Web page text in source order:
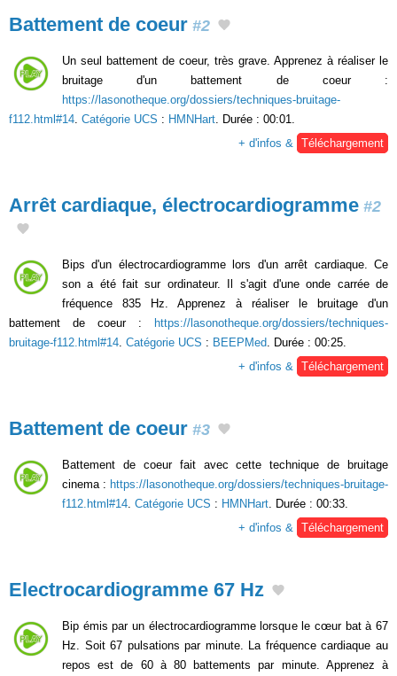
Battement de coeur #2
Un seul battement de coeur, très grave. Apprenez à réaliser le
bruitage d'un battement de coeur :
https://lasonotheque.org/dossiers/techniques-bruitage-
f112.html#14 Catégorie UCS : HMNHart . Durée : 00:01.
+ d'infos &
Téléchargement
Arrêt cardiaque, électrocardiogramme #2
Bips d'un électrocardiogramme lors d'un arrêt cardiaque. Ce
son a été fait sur ordinateur. Il s'agit d'une onde carrée de
fréquence 835 Hz. Apprenez à réaliser le bruitage d'un
battement de coeur :
https://lasonotheque.org/dossiers/techniques-
bruitage-f112.html#14. Catégorie UCS : BEEPMed. Durée : 00:25.
+ d'infos & Téléchargement
Battement de coeur #3
Battement de coeur fait avec cette technique de bruitage
cinema : https://lasonotheque.org/dossiers/techniques-bruitage-
f112.html#14 Catégorie UCS : HMNHart . Durée : 00:33.
+ d'infos &
Téléchargement
Electrocardiogramme 67 Hz
Bip émis par un électrocardiogramme lorsque le cœur bat à 67
Hz. Soit 67 pulsations par minute. La fréquence cardiaque au
repos est de 60 à 80 battements par minute. Apprenez à